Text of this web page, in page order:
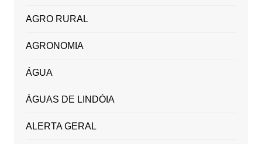
AGRO RURAL
AGRONOMIA
ÁGUA
ÁGUAS DE LINDÓIA
ALERTA GERAL